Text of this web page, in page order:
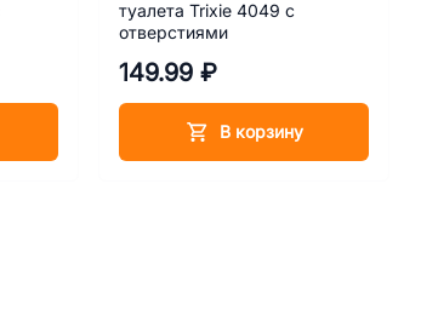
туалета Trixie 4049 с
отверстиями
149.99 ₽
В корзину